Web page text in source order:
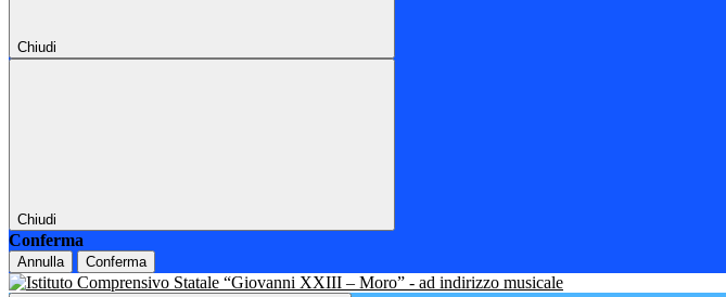
Chiudi
Chiudi
Conferma
Annulla Conferma